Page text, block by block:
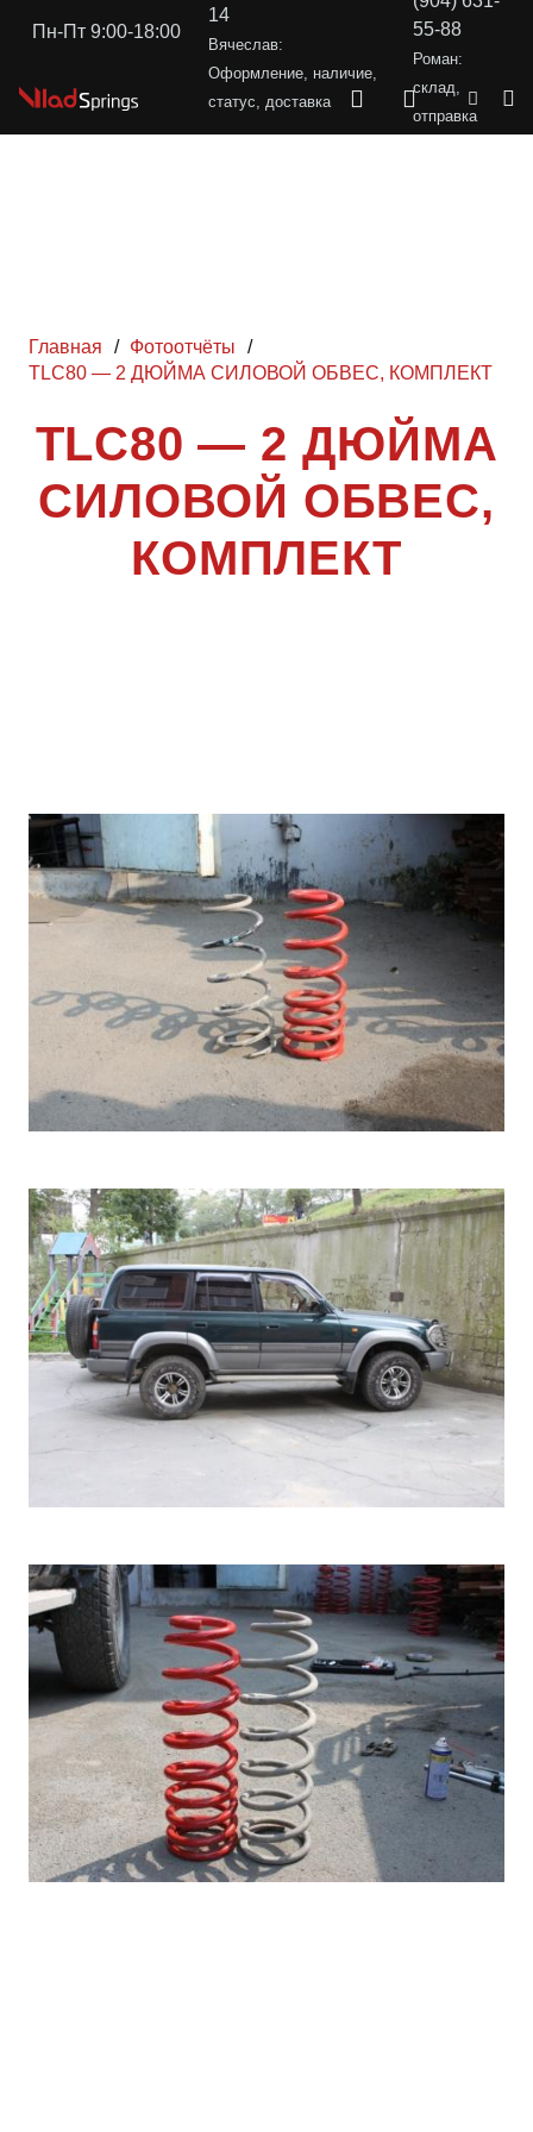
Пн-Пт 9:00-18:00
14
Вячеслав:
Оформление, наличие,
статус, доставка
55-88
Роман:
склад,
отправка
Главная / Фотоотчёты
/
TLC80 — 2 ДЮЙМА СИЛОВОЙ ОБВЕС, КОМПЛЕКТ
TLC80 — 2 ДЮЙМА
СИЛОВОЙ ОБВЕС,
КОМПЛЕКТ